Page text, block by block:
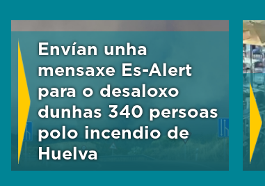
Envían unha
mensaxe Es-Alert
para o desaloxo
dunhas 340 persoas
polo incendio de
Huelva